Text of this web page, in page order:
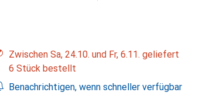
Zwischen Sa, 24.10. und Fr, 6.11. geliefert
6 Stück bestellt
Benachrichtigen, wenn schneller verfügbar